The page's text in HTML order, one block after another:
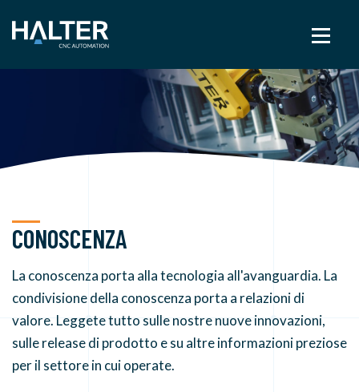
CONOSCENZA
La conoscenza porta alla tecnologia all'avanguardia. La
condivisione della conoscenza porta a relazioni di
valore. Leggete tutto sulle nostre nuove innovazioni,
sulle release di prodotto e su altre informazioni preziose
per il settore in cui operate.